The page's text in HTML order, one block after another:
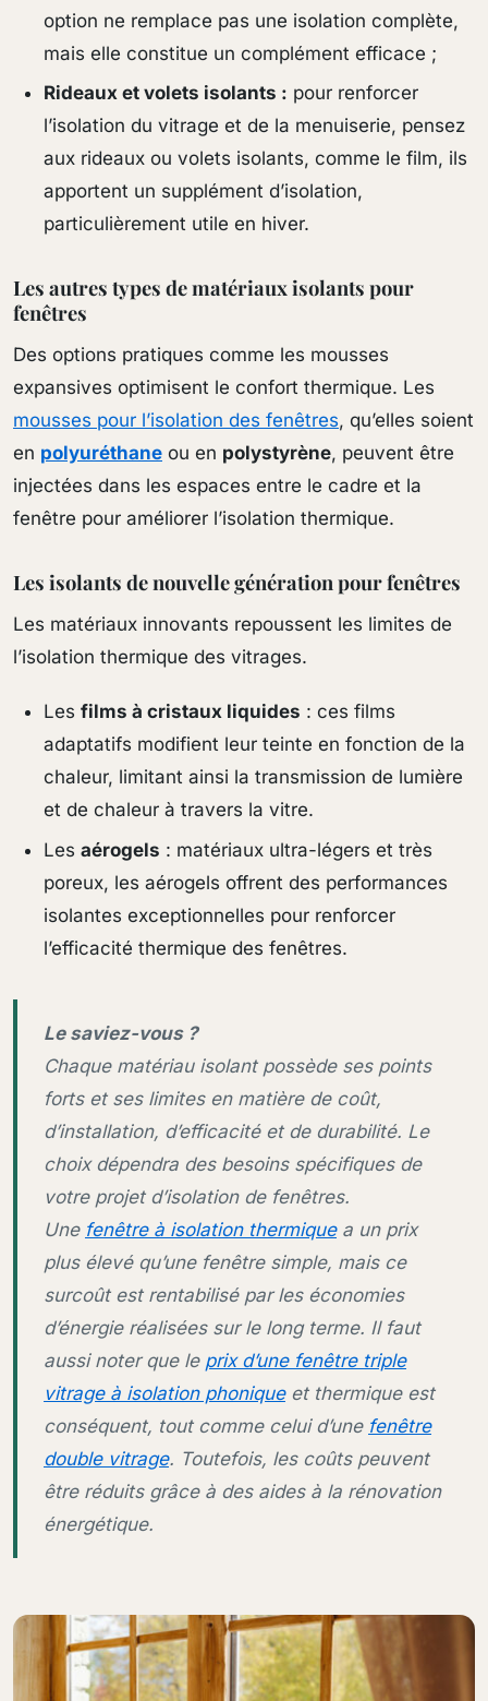
option ne remplace pas une isolation complète,
mais elle constitue un complément efficace ;
Rideaux et volets isolants : pour renforcer
l’isolation du vitrage et de la menuiserie, pensez
aux rideaux ou volets isolants, comme le film, ils
apportent un supplément d’isolation,
particulièrement utile en hiver.
Les autres types de matériaux isolants pour
fenêtres
Des options pratiques comme les mousses
expansives optimisent le confort thermique. Les
mousses pour l’isolation des fenêtres, qu’elles soient
en polyuréthane ou en polystyrène, peuvent être
injectées dans les espaces entre le cadre et la
fenêtre pour améliorer l’isolation thermique.
Les isolants de nouvelle génération pour fenêtres
Les matériaux innovants repoussent les limites de
l’isolation thermique des vitrages.
Les films à cristaux liquides : ces films
adaptatifs modifient leur teinte en fonction de la
chaleur, limitant ainsi la transmission de lumière
et de chaleur à travers la vitre.
Les aérogels : matériaux ultra-légers et très
poreux, les aérogels offrent des performances
isolantes exceptionnelles pour renforcer
l’efficacité thermique des fenêtres.
Le saviez-vous ?
Chaque matériau isolant possède ses points
forts et ses limites en matière de coût,
d’installation, d’efficacité et de durabilité. Le
choix dépendra des besoins spécifiques de
votre projet d’isolation de fenêtres.
Une fenêtre à isolation thermiquea un prix
plus élevé qu’une fenêtre simple, mais ce
surcoût est rentabilisé par les économies
d’énergie réalisées sur le long terme. Il faut
aussi noter que le prix d’une fenêtre triple
vitrage à isolation phoniqueet thermique est
conséquent, tout comme celui d’une fenêtre
double vitrage. Toutefois, les coûts peuvent
être réduits grâce à des aides à la rénovation
énergétique.